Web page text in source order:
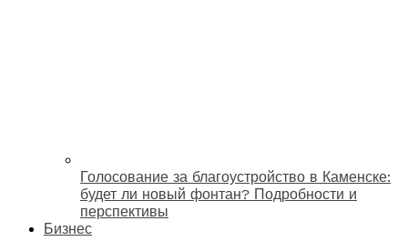
Голосование за благоустройство в Каменске:
будет ли новый фонтан? Подробности и
перспективы
Бизнес